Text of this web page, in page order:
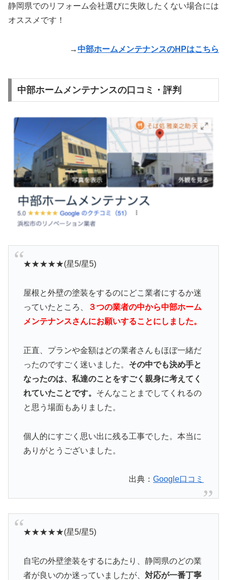
静岡県でのリフォーム会社選びに失敗したくない場合には
オススメです！
→中部ホームメンテナンスのHPはこちら
中部ホームメンテナンスの口コミ・評判
★★★★★(星5/星5)
屋根と外壁の塗装をするのにどこ業者にするか迷
っていたところ、
３つの業者の中から中部ホーム
メンテナンスさんにお願いすることにしました。
正直、プランや金額はどの業者さんもほぼ一緒だ
ったのですごく迷いました。 その中でも決め手と
なったのは、私達のことをすごく親身に考えてく
れていたことです。 そんなことまでしてくれるの
と思う場面もありました。
個人的にすごく思い出に残る工事でした。本当に
ありがとうございました。
出典：Google口コミ
★★★★★(星5/星5)
自宅の外壁塗装をするにあたり、静岡県のどの業
者が良いのか迷っていましたが、 対応が一番丁寧